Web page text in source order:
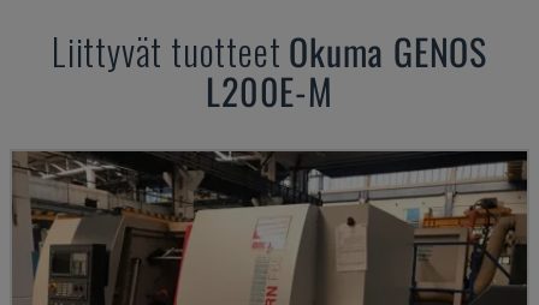
Liittyvät tuotteet Okuma GENOS
L200E-M